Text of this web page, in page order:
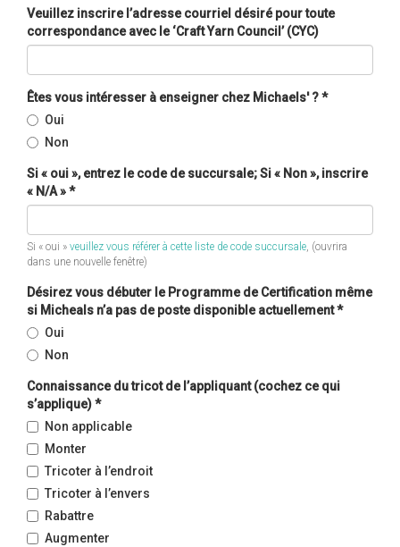
Veuillez inscrire l’adresse courriel désiré pour toute
correspondance avec le ‘Craft Yarn Council’ (CYC)
Êtes vous intéresser à enseigner chez Michaels' ?*
Oui
Non
Si « oui », entrez le code de succursale; Si « Non », inscrire
« N/A »*
Si « oui » veuillez vous référer à cette liste de code succursale, (ouvrira
dans une nouvelle fenêtre)
Désirez vous débuter le Programme de Certification même
si Micheals n’a pas de poste disponible actuellement*
Oui
Non
Connaissance du tricot de l’appliquant (cochez ce qui
s’applique)*
Non applicable
Monter
Tricoter à l’endroit
Tricoter à l’envers
Rabattre
Augmenter